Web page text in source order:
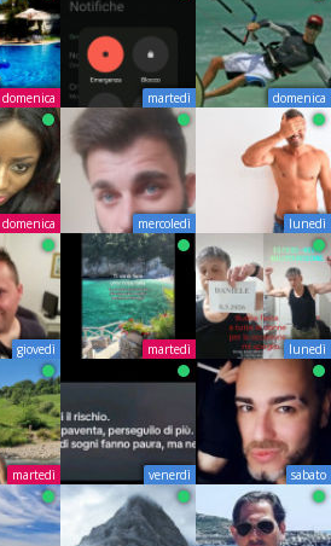
domenica martedì domenica
domenica mercoledì lunedì
giovedì martedì lunedì
martedì venerdì sabato